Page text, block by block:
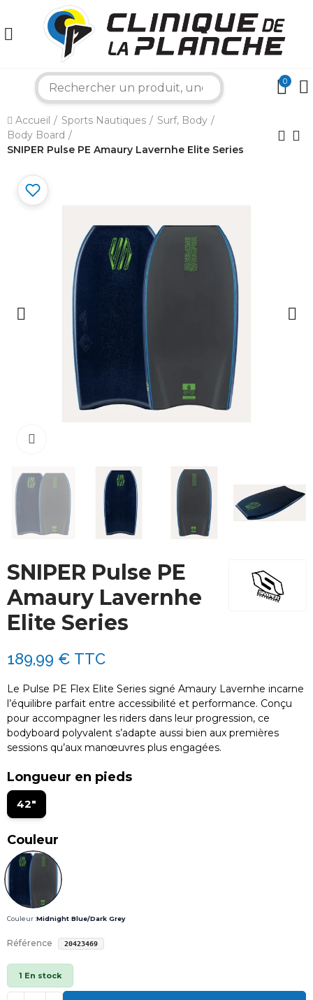
0
Accueil Sports Nautiques
Surf, Body
Body Board
SNIPER Pulse PE Amaury Lavernhe Elite Series
SNIPER Pulse PE
Amaury Lavernhe
Elite Series
189,99 € TTC
Le Pulse PE Flex Elite Series signé Amaury Lavernhe incarne
l’équilibre parfait entre accessibilité et performance. Conçu
pour accompagner les riders dans leur progression, ce
bodyboard polyvalent s’adapte aussi bien aux premières
sessions qu’aux manœuvres plus engagées.
Longueur en pieds
42"
Couleur
Couleur :Midnight Blue/Dark Grey
Référence 20423469
1 En stock
×
Bonjour ! Je suis votre expert nautique.
Comment puis-je vous aider aujourd'hui ?